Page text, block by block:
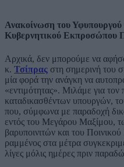
Ανακοίνωση του
Κυβερνητικού Εκπροσώπου
Αρχικά, δεν μπορούμε να
κ. Τσίπρας στη σημερινή του
μία φορά την ανάγκη να
«εντιμότητας». Μιλάμε για
καταδικασθέντων υπουργών,
που, σύμφωνα με παραδοχή
εντός του Μεγάρου Μαξίμου,
βαρυποινιτών και του
ραμμένος στα μέτρα
λίγες μόλις ημέρες πριν